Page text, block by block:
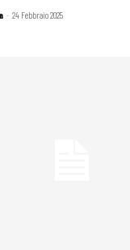
- 24 Febbraio 2025